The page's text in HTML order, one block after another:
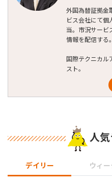
外国為替証拠金
ビス会社にて個
当。市況サービ
情報を配信する。
国際テクニカル
スト。
人
デイリー ウィ